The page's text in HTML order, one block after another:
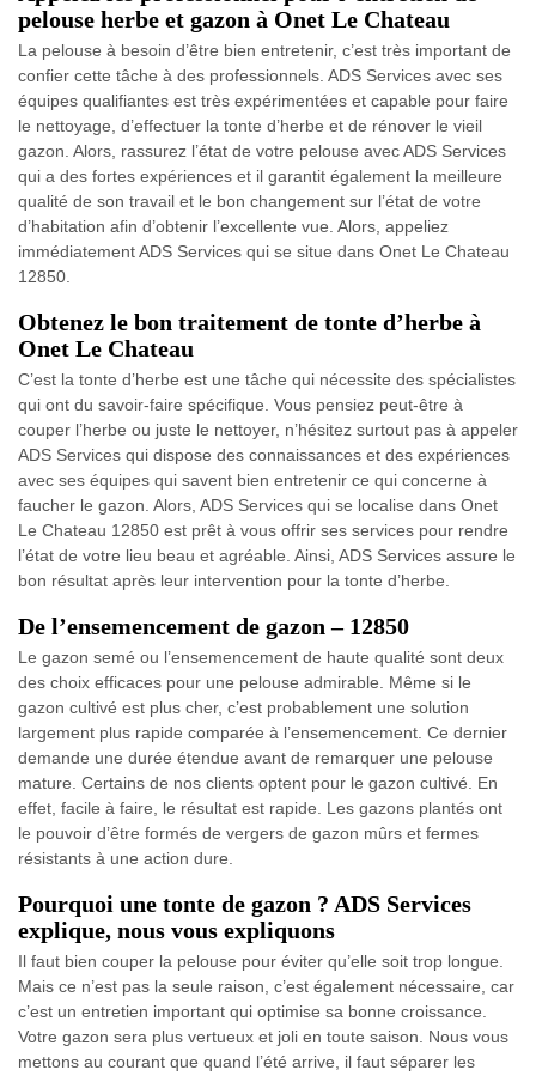
pelouse herbe et gazon à Onet Le Chateau
La pelouse à besoin d’être bien entretenir, c’est très important de
confier cette tâche à des professionnels. ADS Services avec ses
équipes qualifiantes est très expérimentées et capable pour faire
le nettoyage, d’effectuer la tonte d’herbe et de rénover le vieil
gazon. Alors, rassurez l’état de votre pelouse avec ADS Services
qui a des fortes expériences et il garantit également la meilleure
qualité de son travail et le bon changement sur l’état de votre
d’habitation afin d’obtenir l’excellente vue. Alors, appeliez
immédiatement ADS Services qui se situe dans Onet Le Chateau
12850.
Obtenez le bon traitement de tonte d’herbe à
Onet Le Chateau
C’est la tonte d’herbe est une tâche qui nécessite des spécialistes
qui ont du savoir-faire spécifique. Vous pensiez peut-être à
couper l’herbe ou juste le nettoyer, n’hésitez surtout pas à appeler
ADS Services qui dispose des connaissances et des expériences
avec ses équipes qui savent bien entretenir ce qui concerne à
faucher le gazon. Alors, ADS Services qui se localise dans Onet
Le Chateau 12850 est prêt à vous offrir ses services pour rendre
l’état de votre lieu beau et agréable. Ainsi, ADS Services assure le
bon résultat après leur intervention pour la tonte d’herbe.
De l’ensemencement de gazon – 12850
Le gazon semé ou l’ensemencement de haute qualité sont deux
des choix efficaces pour une pelouse admirable. Même si le
gazon cultivé est plus cher, c’est probablement une solution
largement plus rapide comparée à l’ensemencement. Ce dernier
demande une durée étendue avant de remarquer une pelouse
mature. Certains de nos clients optent pour le gazon cultivé. En
effet, facile à faire, le résultat est rapide. Les gazons plantés ont
le pouvoir d’être formés de vergers de gazon mûrs et fermes
résistants à une action dure.
Pourquoi une tonte de gazon ? ADS Services
explique, nous vous expliquons
Il faut bien couper la pelouse pour éviter qu’elle soit trop longue.
Mais ce n’est pas la seule raison, c’est également nécessaire, car
c’est un entretien important qui optimise sa bonne croissance.
Votre gazon sera plus vertueux et joli en toute saison. Nous vous
mettons au courant que quand l’été arrive, il faut séparer les